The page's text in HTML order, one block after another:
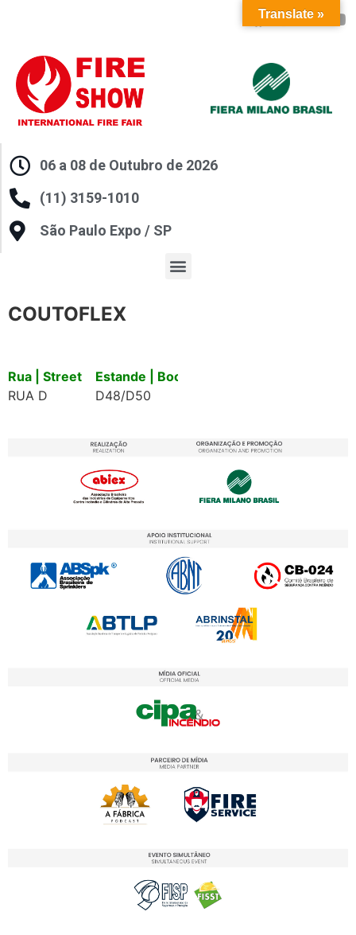
06 a 08 de Outubro de 2026
(11) 3159-1010
São Paulo Expo / SP
COUTOFLEX
Rua | Street
RUA D
Estande | Booth
D48/D50
Translate »